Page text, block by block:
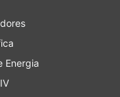
Energia